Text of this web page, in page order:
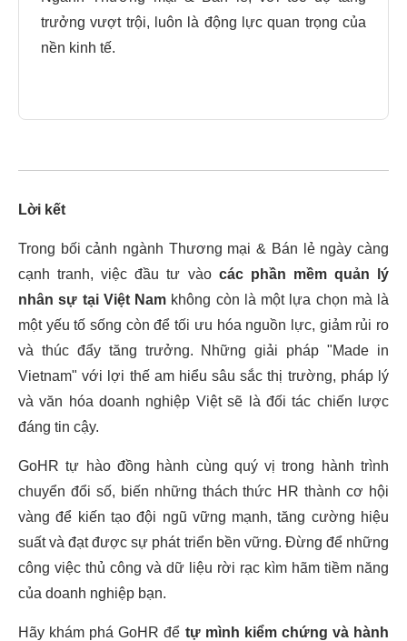
trưởng vượt trội, luôn là động lực quan trọng của
nền kinh tế.
Lời kết
Trong bối cảnh ngành Thương mại & Bán lẻ ngày càng
cạnh tranh, việc đầu tư vào các phần mềm quản lý
nhân sự tại Việt Nam không còn là một lựa chọn mà là
một yếu tố sống còn để tối ưu hóa nguồn lực, giảm rủi ro
và thúc đẩy tăng trưởng. Những giải pháp "Made in
Vietnam" với lợi thế am hiểu sâu sắc thị trường, pháp lý
và văn hóa doanh nghiệp Việt sẽ là đối tác chiến lược
đáng tin cậy.
GoHR tự hào đồng hành cùng quý vị trong hành trình
chuyển đổi số, biến những thách thức HR thành cơ hội
vàng để kiến tạo đội ngũ vững mạnh, tăng cường hiệu
suất và đạt được sự phát triển bền vững. Đừng để những
công việc thủ công và dữ liệu rời rạc kìm hãm tiềm năng
của doanh nghiệp bạn.
Hãy khám phá GoHR để tự mình kiểm chứng và hành